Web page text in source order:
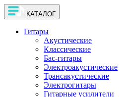
КАТАЛОГ
Гитары
Акустические
Классические
Бас-гитары
Электроакустические
Трансакустические
Электрогитары
Гитарные усилители